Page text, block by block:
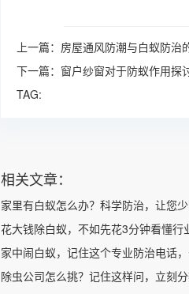
上一篇： 房屋通风防潮与白蚁防治
下一篇： 窗户纱窗对于防蚁作用探
TAG:
相关文章：
家里有白蚁怎么办？科学防治，让您
花大钱除白蚁，不如先花3分钟看懂行
家中闹白蚁，记住这个专业防治电话
除虫公司怎么挑？记住这样问，立刻